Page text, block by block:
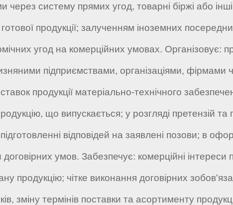
систему прямих угод, товарні біржі або
продукції; залученням іноземних
угод на комерційних умовах. Організовує:
підприємствами, організаціями,
продукції матеріально-технічного
що випускається; у розгляді претензій
відповідей на заявлені позови; в
умов. Забезпечує: комерційні інтереси
продукцію; чітке виконання договірних
зміну термінів поставки та асортименту